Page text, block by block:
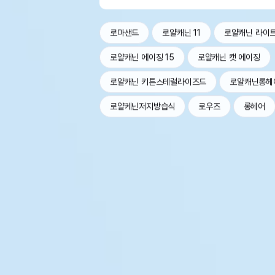
로마샌드 로얄캐닌 11 로얄캐닌 라이
로얄캐닌 에이징 15 로얄캐닌 캣 에이징
로얄캐닌 키튼스테럴라이즈드 로얄캐닌롱헤
로얄케닌저지방습식 로우즈 롱헤어